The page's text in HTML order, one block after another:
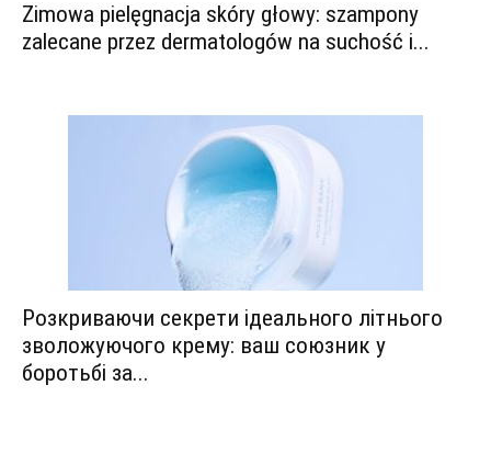
Zimowa pielęgnacja skóry głowy: szampony
zalecane przez dermatologów na suchość i...
Розкриваючи секрети ідеального літнього
зволожуючого крему: ваш союзник у
боротьбі за...